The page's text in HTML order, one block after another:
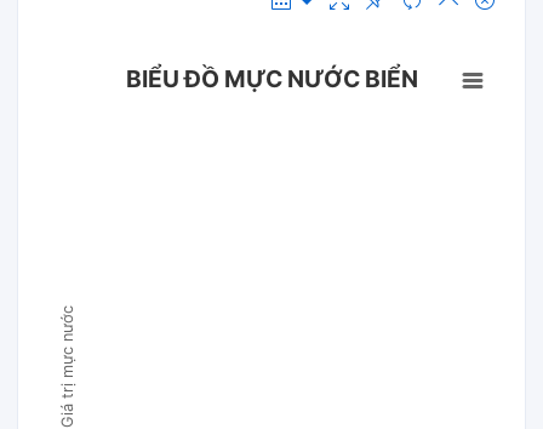
Giá trị mực nước
BIỂU ĐỒ MỰC NƯỚC BIỂN